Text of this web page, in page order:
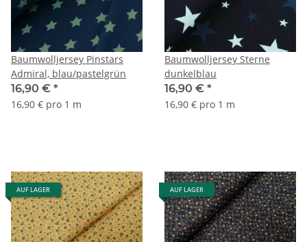
Baumwolljersey Pinstars
Admiral, blau/pastelgrün
16,90 € *
16,90 € pro 1 m
Baumwolljersey Sterne
dunkelblau
16,90 € *
16,90 € pro 1 m
AUF LAGER AUF LAGER